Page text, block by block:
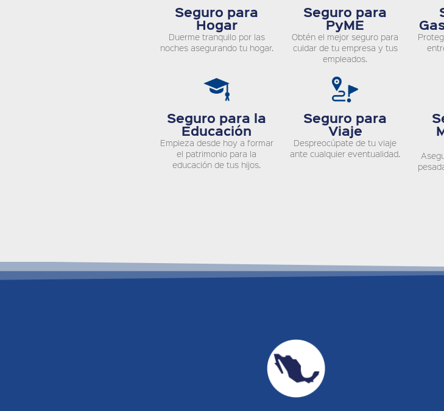
Seguro para
Hogar
Duerme tranquilo por las
noches asegurando tu hogar.
Seguro para
PyME
Obtén el mejor seguro para
cuidar de tu empresa y tus
empleados.
Seguro para la
Educación
Empieza desde hoy a formar
el patrimonio para la
educación de tus hijos.
Seguro para
Viaje
Despreocúpate de tu viaje
ante cualquier eventualidad.